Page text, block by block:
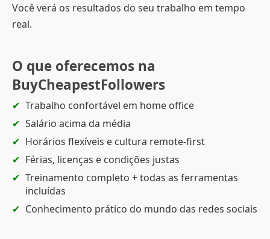
Você verá os resultados do seu trabalho em tempo
real.
O que oferecemos na
BuyCheapestFollowers
Trabalho confortável em home office
Salário acima da média
Horários flexíveis e cultura remote-first
Férias, licenças e condições justas
Treinamento completo + todas as ferramentas
incluídas
Conhecimento prático do mundo das redes sociais